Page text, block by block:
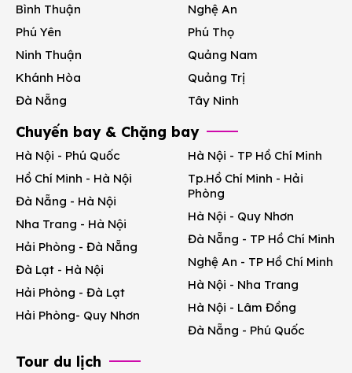
Bình Thuận
Phú Yên
Ninh Thuận
Khánh Hòa
Đà Nẵng
Nghệ An
Phú Thọ
Quảng Nam
Quảng Trị
Tây Ninh
Chuyến bay & Chặng bay
Hà Nội - Phú Quốc
Hồ Chí Minh - Hà Nội
Đà Nẵng - Hà Nội
Nha Trang - Hà Nội
Hải Phòng - Đà Nẵng
Đà Lạt - Hà Nội
Hải Phòng - Đà Lạt
Hải Phòng- Quy Nhơn
Hà Nội - TP Hồ Chí Minh
Tp.Hồ Chí Minh - Hải
Phòng
Hà Nội - Quy Nhơn
Đà Nẵng - TP Hồ Chí Minh
Nghệ An - TP Hồ Chí Minh
Hà Nội - Nha Trang
Hà Nội - Lâm Đồng
Đà Nẵng - Phú Quốc
Tour du lịch